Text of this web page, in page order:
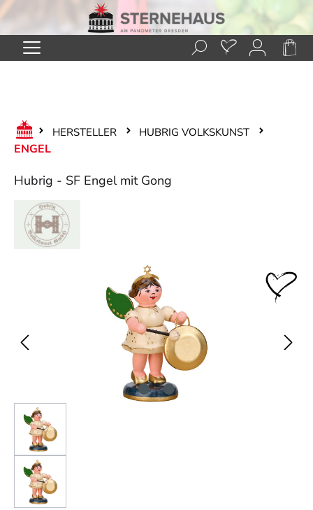
Zum Hauptinhalt springen
HERSTELLER HUBRIG VOLKSKUNST
ENGEL
Hubrig - SF Engel mit Gong
Bildergalerie überspringen